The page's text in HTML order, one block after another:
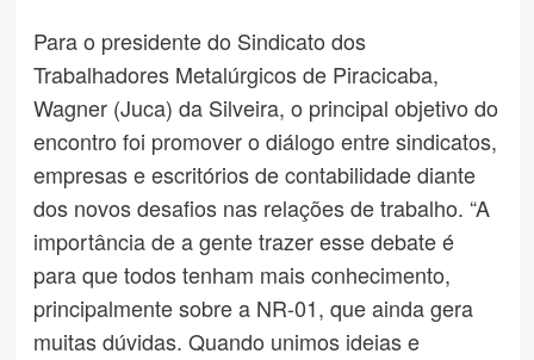
Para o presidente do Sindicato dos
Trabalhadores Metalúrgicos de Piracicaba,
Wagner (Juca) da Silveira, o principal objetivo do
encontro foi promover o diálogo entre sindicatos,
empresas e escritórios de contabilidade diante
dos novos desafios nas relações de trabalho. “A
importância de a gente trazer esse debate é
para que todos tenham mais conhecimento,
principalmente sobre a NR-01, que ainda gera
muitas dúvidas. Quando unimos ideias e